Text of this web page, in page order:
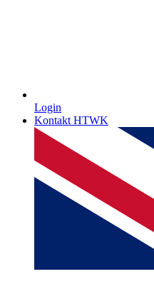
Login
Kontakt HTWK